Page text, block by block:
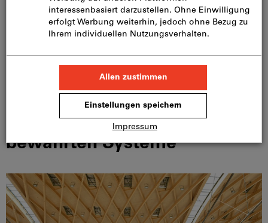
Bei Fragen stehen wir Ihnen gerne zur Verfügung.
Zögern Sie nicht und nehmen Sie mit uns Kontakt auf.
eratungkontaktieren
Entdecken Sie unsere
bewährten Systeme